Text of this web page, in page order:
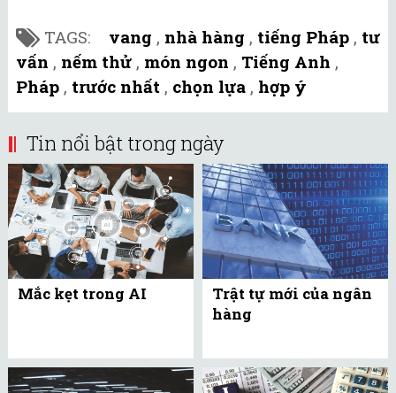
TAGS: vang , nhà hàng , tiếng Pháp , tư
vấn , nếm thử , món ngon , Tiếng Anh ,
Pháp , trước nhất , chọn lựa , hợp ý
Tin nổi bật trong ngày
Mắc kẹt trong AI
Trật tự mới của ngân
hàng